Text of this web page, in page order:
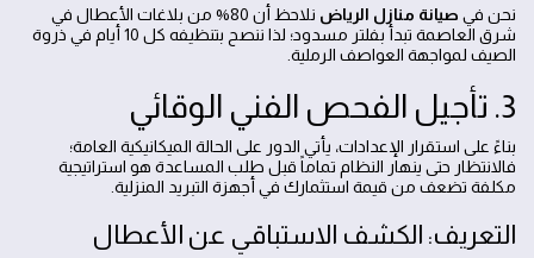
نحن في صيانة منازل الرياض
نلاحظ أن 80% من بلاغات الأعطال في
شرق العاصمة تبدأ بفلتر مسدود؛ لذا ننصح بتنظيفه كل 10 أيام في ذروة
الصيف لمواجهة العواصف الرملية.
3. تأجيل الفحص الفني الوقائي
بناءً على استقرار الإعدادات، يأتي الدور على الحالة الميكانيكية العامة؛
فالانتظار حتى ينهار النظام تماماً قبل طلب المساعدة هو استراتيجية
مكلفة تضعف من قيمة استثمارك في أجهزة التبريد المنزلية.
التعريف: الكشف الاستباقي عن الأعطال